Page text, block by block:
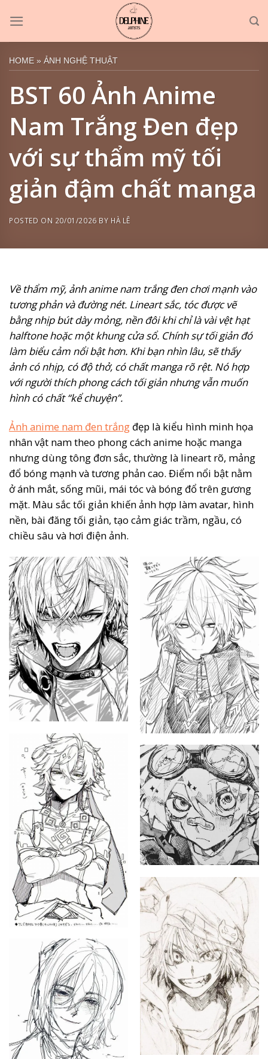
content
HOME » ẢNH NGHỆ THUẬT
BST 60 Ảnh Anime
Nam Trắng Đen đẹp
với sự thẩm mỹ tối
giản đậm chất manga
POSTED ON 20/01/2026 BY HÀ LÊ
Về thẩm mỹ, ảnh anime nam trắng đen chơi mạnh vào
tương phản và đường nét. Lineart sắc, tóc được vẽ
bằng nhịp bút dày mỏng, nền đôi khi chỉ là vài vệt hạt
halftone hoặc một khung cửa sổ. Chính sự tối giản đó
làm biểu cảm nổi bật hơn. Khi bạn nhìn lâu, sẽ thấy
ảnh có nhịp, có độ thở, có chất manga rõ rệt. Nó hợp
với người thích phong cách tối giản nhưng vẫn muốn
hình có chất “kể chuyện”.
Ảnh anime nam đen trắng đẹp là kiểu hình minh họa
nhân vật nam theo phong cách anime hoặc manga
nhưng dùng tông đơn sắc, thường là lineart rõ, mảng
đổ bóng mạnh và tương phản cao. Điểm nổi bật nằm
ở ánh mắt, sống mũi, mái tóc và bóng đổ trên gương
mặt. Màu sắc tối giản khiến ảnh hợp làm avatar, hình
nền, bài đăng tối giản, tạo cảm giác trầm, ngầu, có
chiều sâu và hơi điện ảnh.